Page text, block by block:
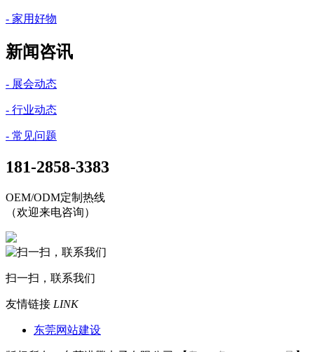
- 家用好物
新闻咨讯
- 展会动态
- 行业动态
- 常见问题
181-2858-3383
OEM/ODM定制热线
（欢迎来电咨询）
扫一扫，联系我们
友情链接 LINK
东莞网站建设